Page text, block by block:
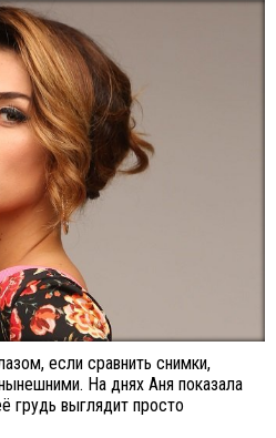
если сравнить снимки,
На днях Аня показала
грудь выглядит просто